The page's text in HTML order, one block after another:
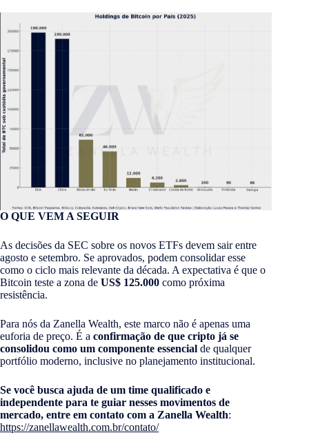
O QUE VEM A SEGUIR
As decisões da SEC sobre os novos ETFs devem sair entre
agosto e setembro. Se aprovados, podem consolidar esse
como o ciclo mais relevante da década. A expectativa é que o
Bitcoin teste a zona de US$ 125.000 como próxima
resistência.
Para nós da Zanella Wealth, este marco não é apenas uma
euforia de preço. É a confirmação de que cripto já se
consolidou como um componente essencial de qualquer
portfólio moderno, inclusive no planejamento institucional.
Se você busca ajuda de um time qualificado e
independente para te guiar nesses movimentos de
mercado, entre em contato com a Zanella Wealth:
https://zanellawealth.com.br/contato/